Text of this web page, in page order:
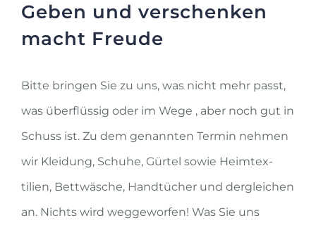
Geben und verschenken
macht Freude
Bitte bringen Sie zu uns, was nicht mehr passt,
was überflüssig oder im Wege , aber noch gut in
Schuss ist. Zu dem genannten Termin nehmen
wir Kleidung, Schuhe, Gürtel sowie Heimtex­
tilien, Bettwäsche, Handtücher und dergleichen
an. Nichts wird weggeworfen! Was Sie uns